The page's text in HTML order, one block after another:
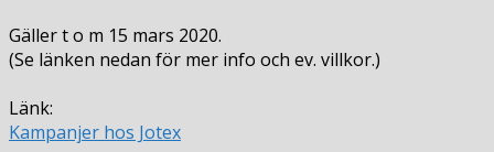
Gäller t o m 15 mars 2020.
(Se länken nedan för mer info och ev. villkor.)
Länk:
Kampanjer hos Jotex